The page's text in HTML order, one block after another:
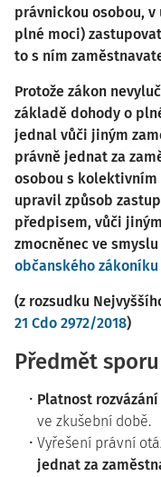
právnickou osobou, v
plné moci)
to s ním
Protože zákon
základě dohody o
jednal vůči jiným
právně jednat za
osobou s
upravil způsob
předpisem, vůči
zmocněnec ve
občanského zákoníku
(z rozsudku
21 Cdo 2972/2018)
Předmět sporu
Platnost
ve zkušební době.
Vyřešení právní
jednat za